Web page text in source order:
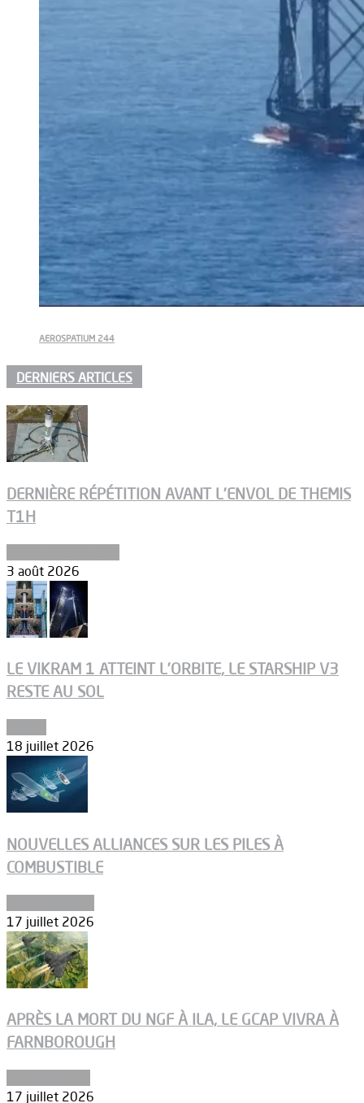
AEROSPATIUM 244
DERNIERS ARTICLES
DERNIÈRE RÉPÉTITION AVANT L’ENVOL DE THEMIS
T1H
3 août 2026
LE VIKRAM 1 ATTEINT L’ORBITE, LE STARSHIP V3
RESTE AU SOL
18 juillet 2026
NOUVELLES ALLIANCES SUR LES PILES À
COMBUSTIBLE
17 juillet 2026
APRÈS LA MORT DU NGF À ILA, LE GCAP VIVRA À
FARNBOROUGH
17 juillet 2026